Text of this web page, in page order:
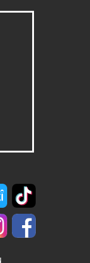
giữ nhiệt tốt,
chín đều và